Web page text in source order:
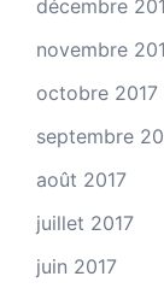
décembre
novembre
octobre 2017
septembre
août 2017
juillet 2017
juin 2017